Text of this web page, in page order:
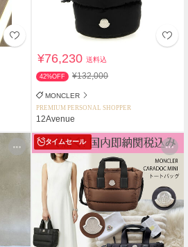
¥76,230送料込
42%OFF ¥132,000
MONCLER
PREMIUM PERSONAL SHOPPER
12Avenue
タイムセール